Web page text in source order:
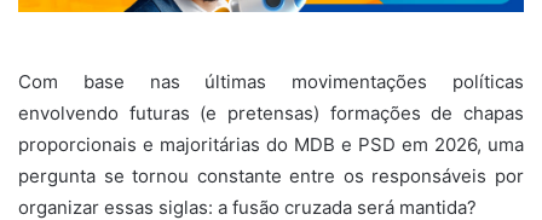
Com base nas últimas movimentações políticas
envolvendo futuras (e pretensas) formações de chapas
proporcionais e majoritárias do MDB e PSD em 2026, uma
pergunta se tornou constante entre os responsáveis por
organizar essas siglas: a fusão cruzada será mantida?